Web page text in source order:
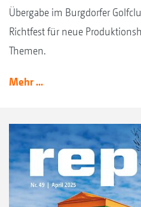
Übergabe im Burgdorfer
Richtfest für neue
Themen.
Mehr ...